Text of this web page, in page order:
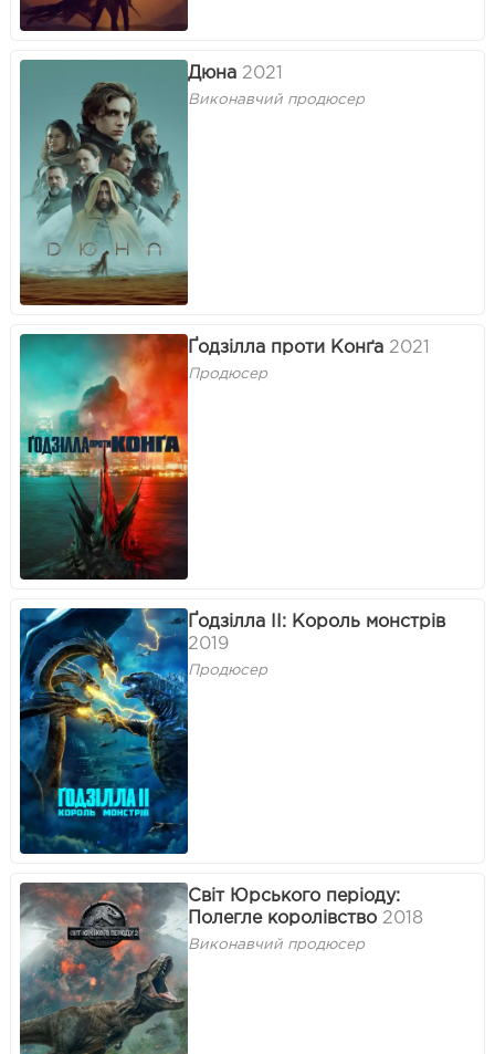
Дюна 2021
Виконавчий продюсер
Ґодзілла проти Конґа 2021
Продюсер
Ґодзілла II: Король монстрів
2019
Продюсер
Світ Юрського періоду:
Полегле королівство 2018
Виконавчий продюсер